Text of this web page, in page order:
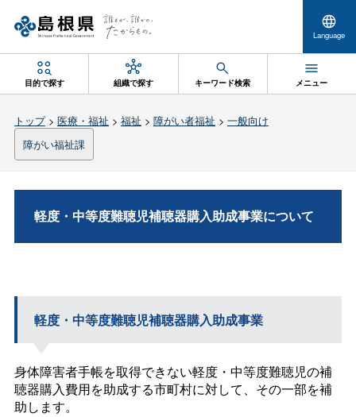
Language
目的で探す 組織で探す キーワード検索 メニュー
トップ> 医療・福祉 > 福祉 > 障がい者福祉 > 一般向け
障がい福祉課
軽度・中等度難聴児補聴器購入助成事業について
軽度・中等度難聴児補聴器購入助成事業
身体障害者手帳を取得できない軽度・中等度難聴児の補
聴器購入費用を助成する市町村に対して、その一部を補
助します。